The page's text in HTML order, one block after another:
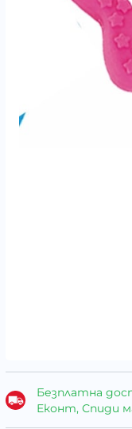
Безплатна
Еконт, Спиди